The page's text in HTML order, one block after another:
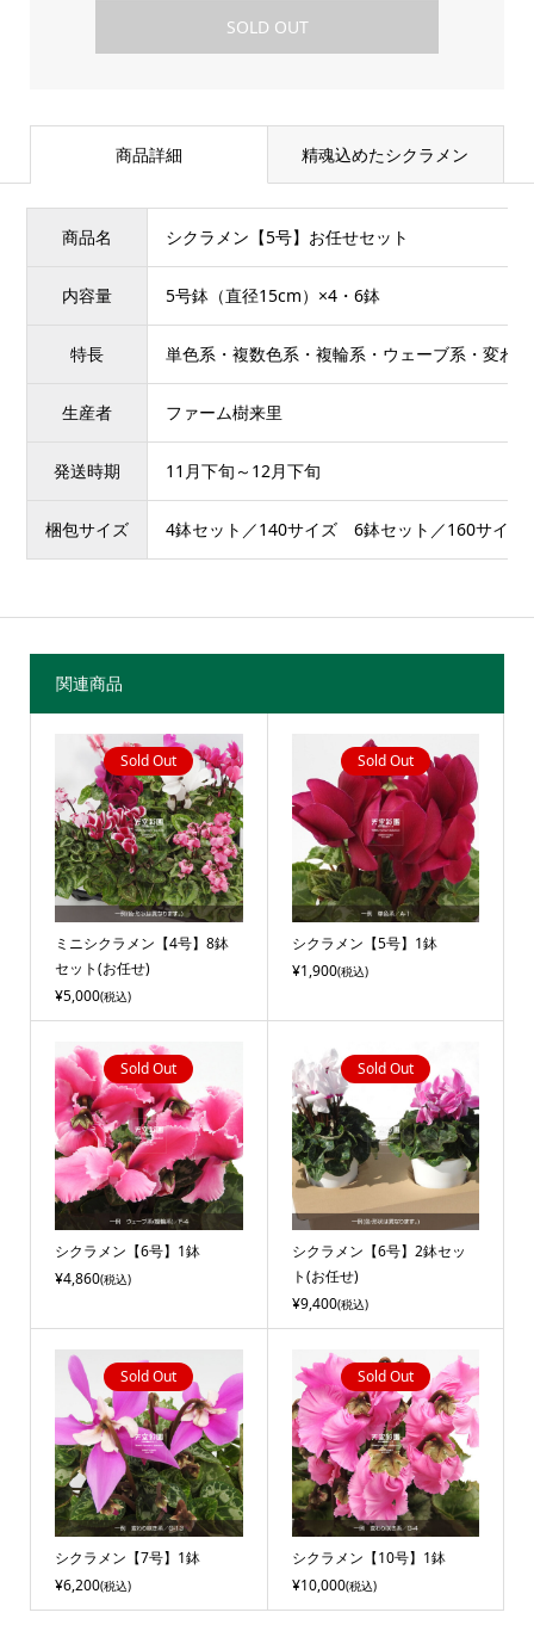
SOLD OUT
商品詳細 精魂込めたシクラメン
商品名 シクラメン【5号】お任せセット
内容量 5号鉢（直径15cm）×4・6鉢
特長 単色系・複数色系・複輪系・ウェーブ系・変わ
生産者 ファーム樹来里
発送時期 11月下旬～12月下旬
梱包サイズ 4鉢セット／140サイズ 6鉢セット／160サイズ
関連商品
Sold Out
ミニシクラメン【4号】8鉢
セット(お任せ)
¥5,000(税込)
Sold Out
シクラメン【5号】1鉢
¥1,900(税込)
Sold Out
シクラメン【6号】1鉢
¥4,860(税込)
Sold Out
シクラメン【6号】2鉢セッ
ト(お任せ)
¥9,400(税込)
Sold Out
シクラメン【7号】1鉢
¥6,200(税込)
Sold Out
シクラメン【10号】1鉢
¥10,000(税込)